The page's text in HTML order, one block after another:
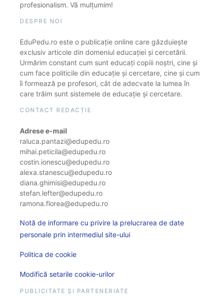
profesionalism. Vă mulțumim!
DESPRE NOI
EduPedu.ro este o publicație online care găzduiește
exclusiv articole din domeniul educației și cercetării.
Urmărim constant cum sunt educați copiii noștri, cine și
cum face politicile din educație și cercetare, cine și cum
îi formează pe profesori, cât de adecvate la lumea în
care trăim sunt sistemele de educație și cercetare.
CONTACT REDACȚIE
Adrese e-mail
raluca.pantazi@edupedu.ro
mihai.peticila@edupedu.ro
costin.ionescu@edupedu.ro
alexa.stanescu@edupedu.ro
diana.ghimisi@edupedu.ro
stefan.lefter@edupedu.ro
ramona.florea@edupedu.ro
Notă de informare cu privire la prelucrarea de date
personale prin intermediul site-ului
Politica de cookie
Modifică setarile cookie-urilor
PUBLICITATE ȘI PARTENERIATE